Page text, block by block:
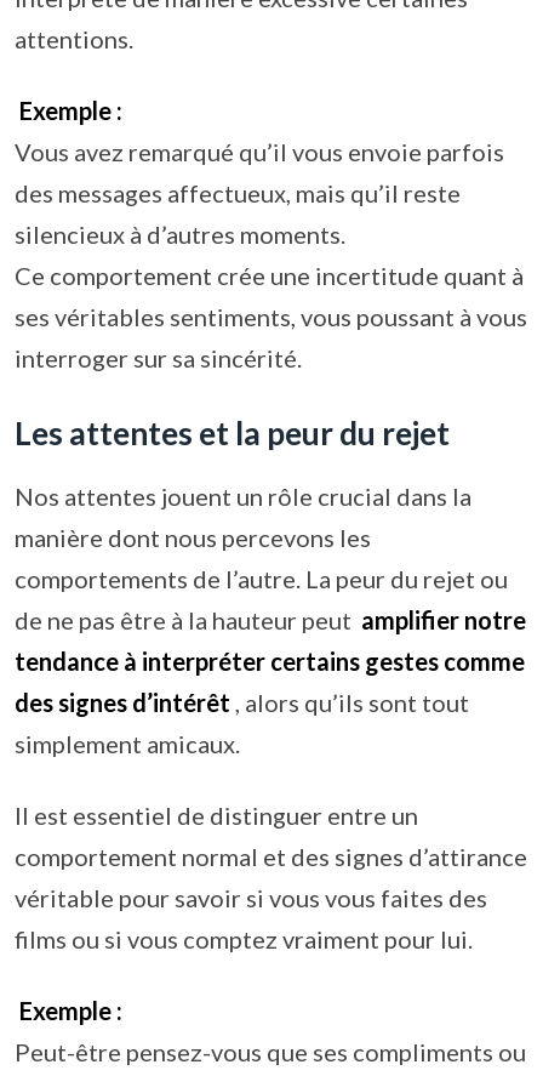
attentions.
Exemple :
Vous avez remarqué qu’il vous envoie parfois
des messages affectueux, mais qu’il reste
silencieux à d’autres moments.
Ce comportement crée une incertitude quant à
ses véritables sentiments, vous poussant à vous
interroger sur sa sincérité.
Les attentes et la peur du rejet
Nos attentes jouent un rôle crucial dans la
manière dont nous percevons les
comportements de l’autre. La peur du rejet ou
de ne pas être à la hauteur peut amplifier notre
tendance à interpréter certains gestes comme
des signes d’intérêt , alors qu’ils sont tout
simplement amicaux.
Il est essentiel de distinguer entre un
comportement normal et des signes d’attirance
véritable pour savoir si vous vous faites des
films ou si vous comptez vraiment pour lui.
Exemple :
Peut-être pensez-vous que ses compliments ou